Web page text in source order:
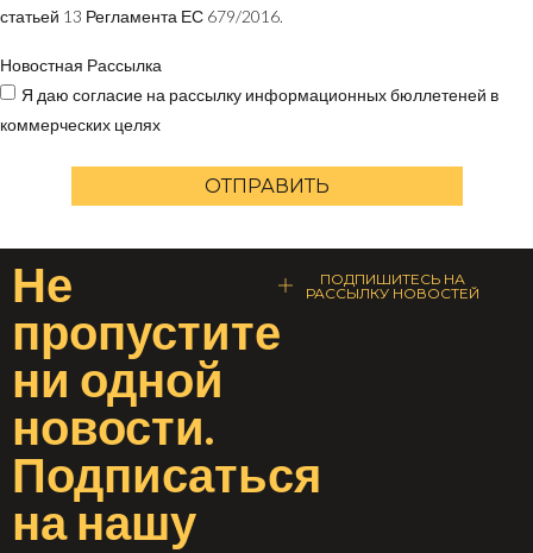
статьей 13 Регламента ЕС 679/2016.
Новостная Рассылка
Я даю согласие на рассылку информационных бюллетеней в
коммерческих целях
ОТПРАВИТЬ
Не
пропустите
ни одной
новости.
Подписаться
нанашу
ПОДПИШИТЕСЬ НА
РАССЫЛКУ НОВОСТЕЙ